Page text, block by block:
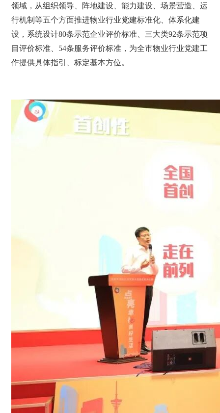
领域，从组织领导、阵地建设、能力建设、场景营造、运
行机制等五个方面推进物业行业党建标准化、体系化建
设，系统设计80条示范企业评价标准、三大类92条示范项
目评价标准、54条服务评价标准，为全市物业行业党建工
作提供具体指引、标定基本方位。